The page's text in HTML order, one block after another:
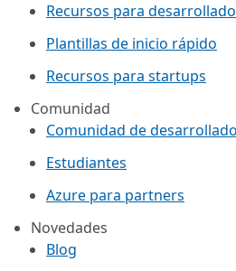
Recursos para
Plantillas de inicio rápido
Recursos para startups
Comunidad
Comunidad de
Estudiantes
Azure para partners
Novedades
Blog